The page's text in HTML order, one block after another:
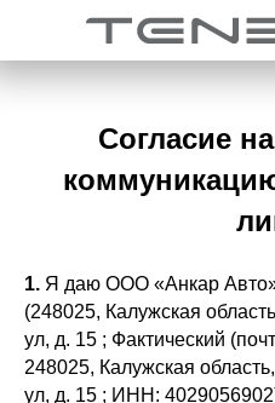
Согласие
1. Я даю ООО «Анкар
(248025, Калужская
ул, д. 15 ; Фактический
248025, Калужская
ул, д. 15 ; ИНН: